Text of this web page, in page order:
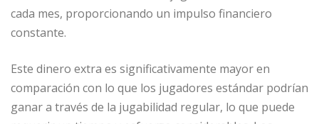
cada mes, proporcionando un impulso financiero
constante.
Este dinero extra es significativamente mayor en
comparación con lo que los jugadores estándar podrían
ganar a través de la jugabilidad regular, lo que puede